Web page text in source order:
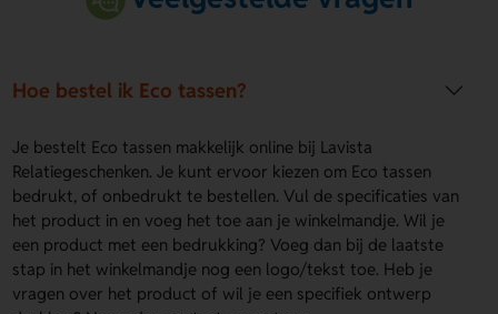
Hoe bestel ik Eco tassen?
Je bestelt Eco tassen makkelijk online bij Lavista
Relatiegeschenken. Je kunt ervoor kiezen om Eco tassen
bedrukt, of onbedrukt te bestellen. Vul de specificaties van
het product in en voeg het toe aan je winkelmandje. Wil je
een product met een bedrukking? Voeg dan bij de laatste
stap in het winkelmandje nog een logo/tekst toe. Heb je
vragen over het product of wil je een specifiek ontwerp